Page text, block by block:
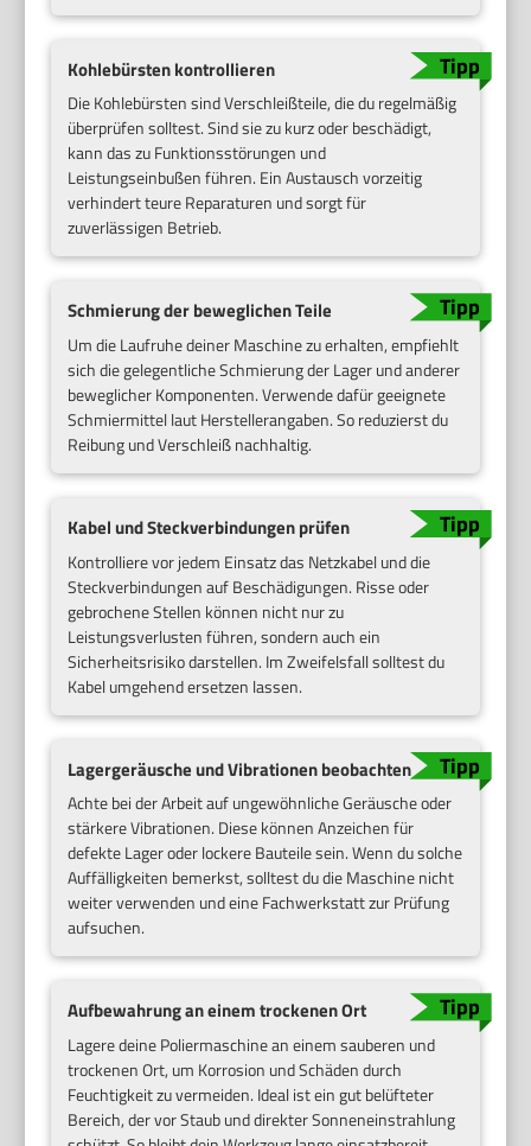
Kohlebürsten kontrollieren
Die Kohlebürsten sind Verschleißteile, die du regelmäßig
überprüfen solltest. Sind sie zu kurz oder beschädigt,
kann das zu Funktionsstörungen und
Leistungseinbußen führen. Ein Austausch vorzeitig
verhindert teure Reparaturen und sorgt für
zuverlässigen Betrieb.
Schmierung der beweglichen Teile
Um die Laufruhe deiner Maschine zu erhalten, empfiehlt
sich die gelegentliche Schmierung der Lager und anderer
beweglicher Komponenten. Verwende dafür geeignete
Schmiermittel laut Herstellerangaben. So reduzierst du
Reibung und Verschleiß nachhaltig.
Kabel und Steckverbindungen prüfen
Kontrolliere vor jedem Einsatz das Netzkabel und die
Steckverbindungen auf Beschädigungen. Risse oder
gebrochene Stellen können nicht nur zu
Leistungsverlusten führen, sondern auch ein
Sicherheitsrisiko darstellen. Im Zweifelsfall solltest du
Kabel umgehend ersetzen lassen.
Lagergeräusche und Vibrationen beobachten
Achte bei der Arbeit auf ungewöhnliche Geräusche oder
stärkere Vibrationen. Diese können Anzeichen für
defekte Lager oder lockere Bauteile sein. Wenn du solche
Auffälligkeiten bemerkst, solltest du die Maschine nicht
weiter verwenden und eine Fachwerkstatt zur Prüfung
aufsuchen.
Aufbewahrung an einem trockenen Ort
Lagere deine Poliermaschine an einem sauberen und
trockenen Ort, um Korrosion und Schäden durch
Feuchtigkeit zu vermeiden. Ideal ist ein gut belüfteter
Bereich, der vor Staub und direkter Sonneneinstrahlung